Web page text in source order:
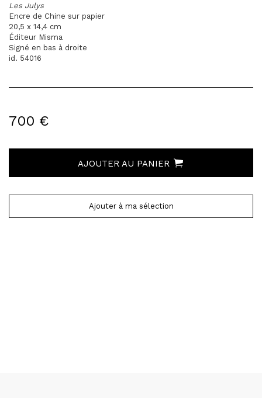
Les Julys
Encre de Chine sur papier
20,5 x 14,4 cm
Éditeur Misma
Signé en bas à droite
id. 54016
700 €
AJOUTER AU PANIER
Ajouter à ma sélection